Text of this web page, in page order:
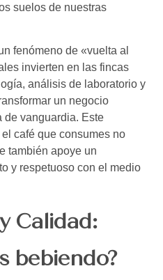
suelos de nuestras
fenómeno de «vuelta al
invierten en las fincas
análisis de laboratorio y
un negocio
de vanguardia. Este
café que consumes no
también apoye un
y respetuoso con el medio
Calidad:
bebiendo?